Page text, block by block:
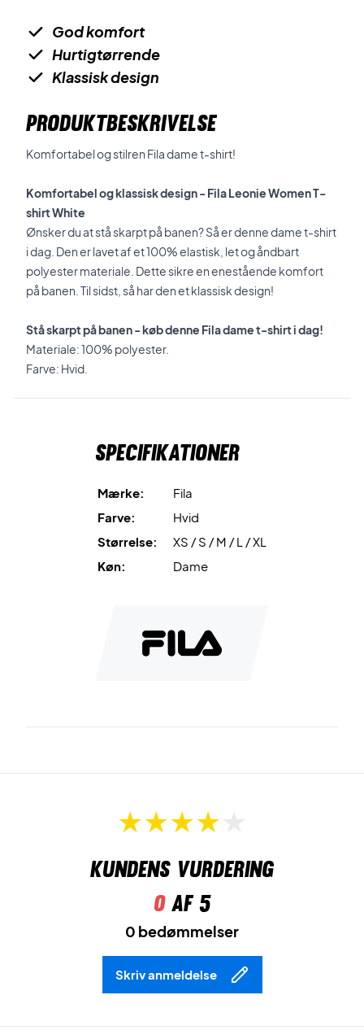
God komfort
Hurtigtørrende
Klassisk design
PRODUKTBESKRIVELSE
Komfortabel og stilren Fila dame t-shirt!
Komfortabel og klassisk design - Fila Leonie Women T-
shirt White
Ønsker du at stå skarpt på banen? Så er denne dame t-shirt
i dag. Den er lavet af et 100% elastisk, let og åndbart
polyester materiale. Dette sikre en enestående komfort
på banen. Til sidst, så har den et klassisk design!
Stå skarpt på banen - køb denne Fila dame t-shirt i dag!
Materiale: 100% polyester.
Farve: Hvid.
Specifikationer
Mærke:
Fila
Farve:
Hvid
Størrelse:
XS / S / M / L / XL
Køn:
Dame
Kundens vurdering
0af 5
0 bedømmelser
Skriv anmeldelse